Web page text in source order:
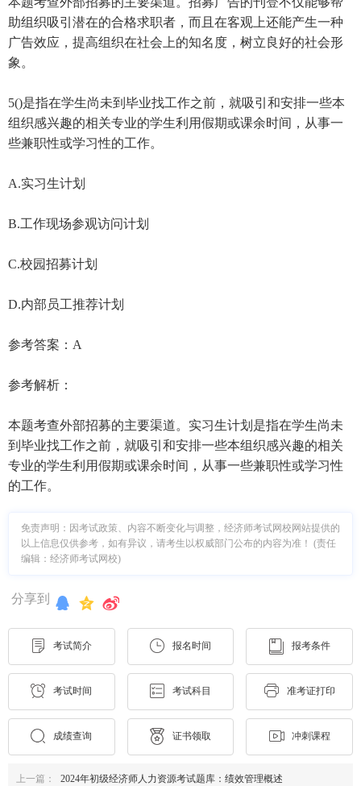
助组织吸引潜在的合格求职者，而且在客观上还能产生一种
广告效应，提高组织在社会上的知名度，树立良好的社会形
象。
5()是指在学生尚未到毕业找工作之前，就吸引和安排一些本
组织感兴趣的相关专业的学生利用假期或课余时间，从事一
些兼职性或学习性的工作。
A.实习生计划
B.工作现场参观访问计划
C.校园招募计划
D.内部员工推荐计划
参考答案：A
参考解析：
本题考查外部招募的主要渠道。实习生计划是指在学生尚未
到毕业找工作之前，就吸引和安排一些本组织感兴趣的相关
专业的学生利用假期或课余时间，从事一些兼职性或学习性
的工作。
免责声明：因考试政策、内容不断变化与调整，经济师考试网校网站提供的
以上信息仅供参考，如有异议，请考生以权威部门公布的内容为准！ (责任
编辑：经济师考试网校)
分享到
考试简介 报名时间 报考条件
考试时间 考试科目 准考证打印
成绩查询 证书领取 冲刺课程
上一篇： 2024年初级经济师人力资源考试题库：绩效管理概述